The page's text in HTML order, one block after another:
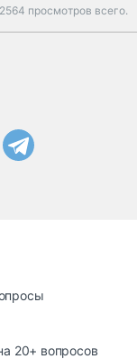
2564 просмотров всего.
20+ вопросов